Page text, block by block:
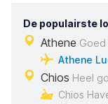
De populairste
Athene Goed
Athene
Chios Heel
Chios